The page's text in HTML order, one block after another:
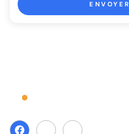
ENVOYER